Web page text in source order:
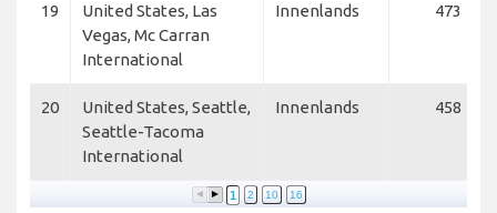
19
United States, Las
Vegas, Mc Carran
International
Innenlands 473
20
United States, Seattle,
Seattle-Tacoma
International
Innenlands 458
1 2 10 16